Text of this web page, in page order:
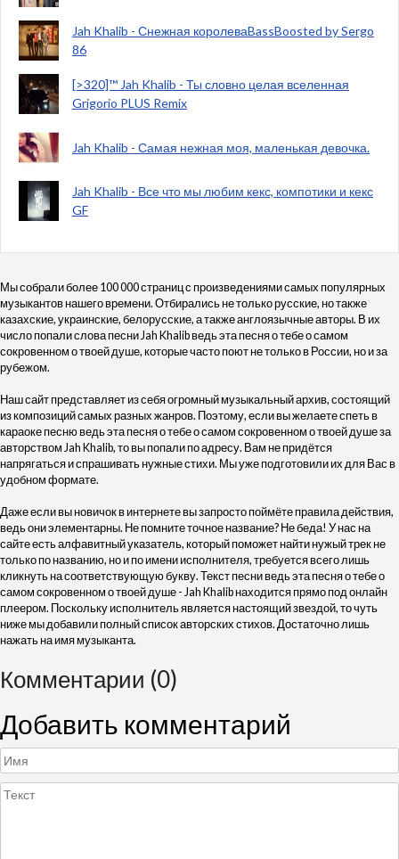
Jah Khalib - Снежная королеваBassBoosted by Sergo
86
[>320]™ Jah Khalib - Ты словно целая вселенная
Grigorio PLUS Remix
Jah Khalib - Самая нежная моя, маленькая девочка.
Jah Khalib - Все что мы любим кекс, компотики и кекс
GF
Мы собрали более 100 000 страниц с произведениями самых популярных
музыкантов нашего времени. Отбирались не только русские, но также
казахские, украинские, белорусские, а также англоязычные авторы. В их
число попали слова песни Jah Khalib ведь эта песня о тебе о самом
сокровенном о твоей душе, которые часто поют не только в России, но и за
рубежом.
Наш сайт представляет из себя огромный музыкальный архив, состоящий
из композиций самых разных жанров. Поэтому, если вы желаете спеть в
караоке песню ведь эта песня о тебе о самом сокровенном о твоей душе за
авторством Jah Khalib, то вы попали по адресу. Вам не придётся
напрягаться и спрашивать нужные стихи. Мы уже подготовили их для Вас в
удобном формате.
Даже если вы новичок в интернете вы запросто поймёте правила действия,
ведь они элементарны. Не помните точное название? Не беда! У нас на
сайте есть алфавитный указатель, который поможет найти нужый трек не
только по названию, но и по имени исполнителя, требуется всего лишь
кликнуть на соответствующую букву. Текст песни ведь эта песня о тебе о
самом сокровенном о твоей душе - Jah Khalib находится прямо под онлайн
плеером. Поскольку исполнитель является настоящий звездой, то чуть
ниже мы добавили полный список авторских стихов. Достаточно лишь
нажать на имя музыканта.
Комментарии (0)
Добавить комментарий